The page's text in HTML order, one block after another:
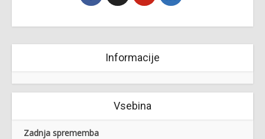
Informacije
Vsebina
Zadnja sprememba